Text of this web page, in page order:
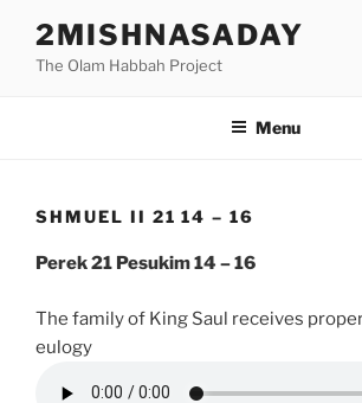
content
2MISHNASADAY
The Olam Habbah Project
Menu
SHMUEL II 21 14 – 16
Perek 21 Pesukim 14 – 16
The family of King Saul receives
eulogy